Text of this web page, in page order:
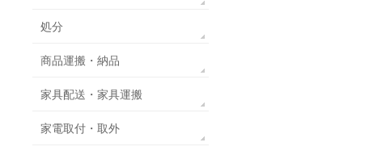
処分
商品運搬・納品
家具配送・家具運搬
家電取付・取外